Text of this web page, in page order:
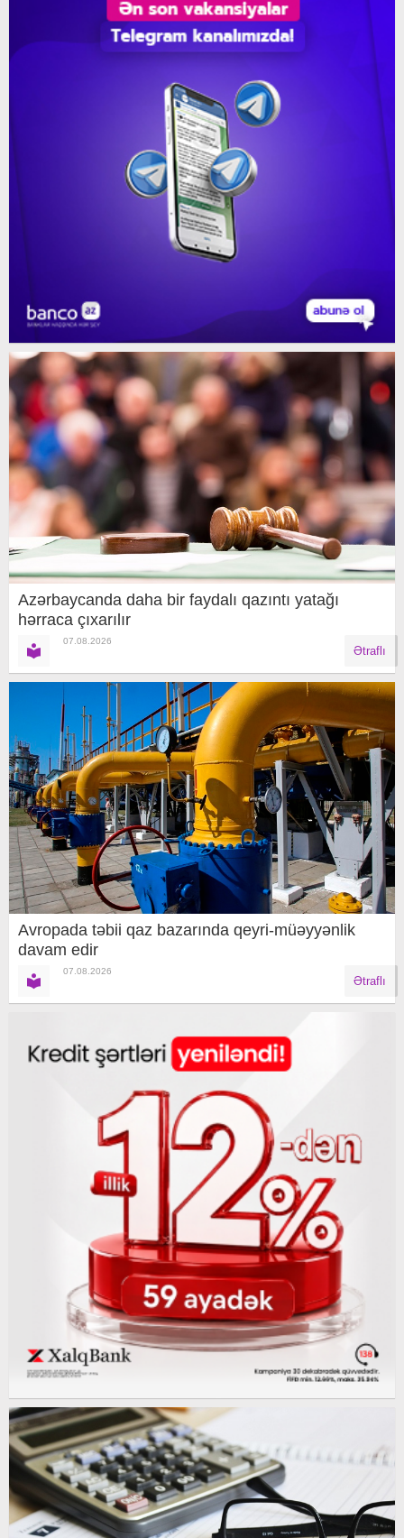
Azərbaycanda daha bir faydalı qazıntı yatağı
hərraca çıxarılır
07.08.2026
Ətraflı
Avropada təbii qaz bazarında qeyri-müəyyənlik
davam edir
07.08.2026
Ətraflı